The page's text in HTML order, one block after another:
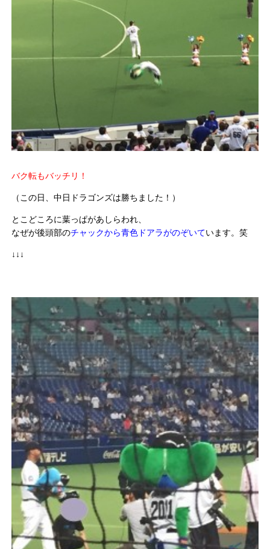
バク転もバッチリ！
（この日、中日ドラゴンズは勝ちました！）
とこどころに葉っぱがあしらわれ、
なぜが後頭部のチャックから青色ドアラがのぞいています。笑
↓↓↓